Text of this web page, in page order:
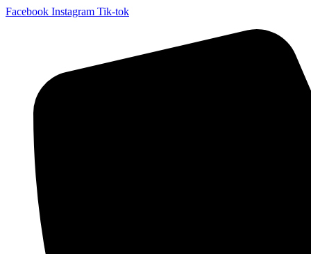
Facebook Instagram Tik-tok